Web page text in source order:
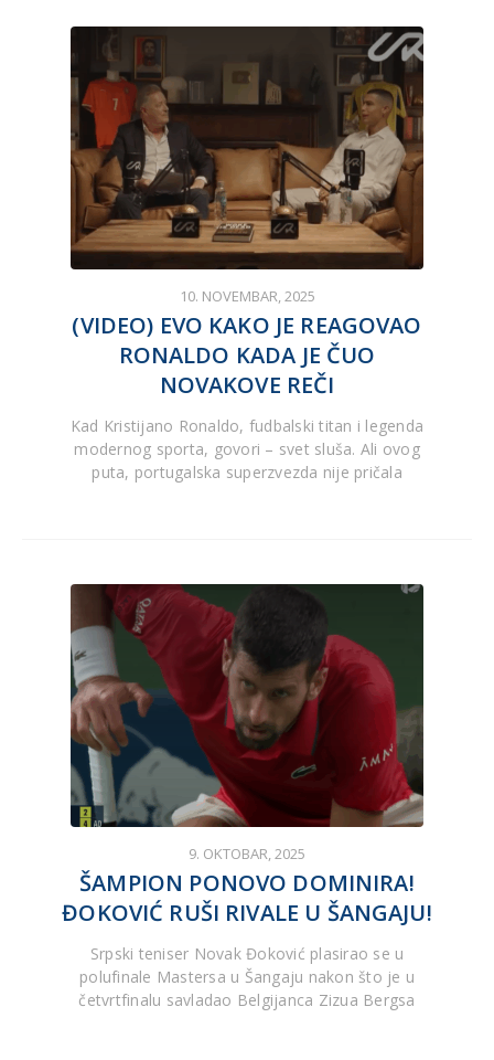
10. NOVEMBAR, 2025
(VIDEO) EVO KAKO JE REAGOVAO
RONALDO KADA JE ČUO
NOVAKOVE REČI
Kad Kristijano Ronaldo, fudbalski titan i legenda
modernog sporta, govori – svet sluša. Ali ovog
puta, portugalska superzvezda nije pričala
9. OKTOBAR, 2025
ŠAMPION PONOVO DOMINIRA!
ĐOKOVIĆ RUŠI RIVALE U ŠANGAJU!
Srpski teniser Novak Đoković plasirao se u
polufinale Mastersa u Šangaju nakon što je u
četvrtfinalu savladao Belgijanca Zizua Bergsa